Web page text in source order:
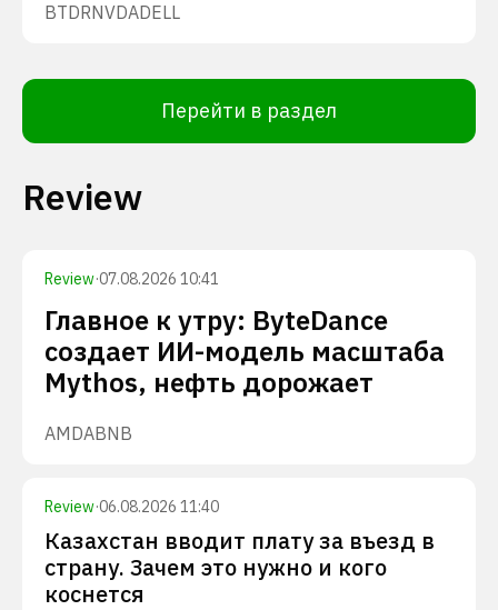
BTDRNVDADELL
Перейти в раздел
Review
Review·07.08.2026 10:41
Главное к утру: ByteDance
создает ИИ-модель масштаба
Mythos, нефть дорожает
AMDABNB
Review·06.08.2026 11:40
Казахстан вводит плату за въезд в
страну. Зачем это нужно и кого
коснется